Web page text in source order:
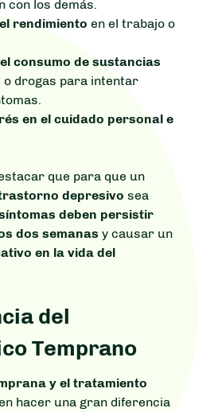
con los demás.
rendimiento en el trabajo o
consumo de sustancias
o drogas para intentar
en el cuidado personal e
que para que un
depresivo sea
deben persistir
dos semanas y causar un
en la vida del
del
Temprano
y el tratamiento
hacer una gran diferencia